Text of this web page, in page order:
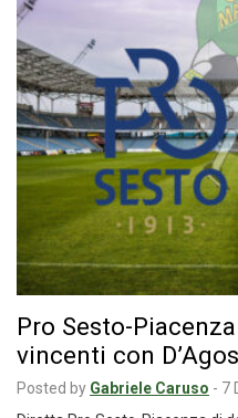
Pro Sesto-
vincenti con
Posted by Gabriele Caruso - 7